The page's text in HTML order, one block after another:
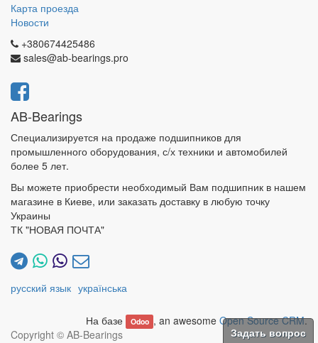
Карта проезда
Новости
+380674425486
sales@ab-bearings.pro
AB-Bearings
Специализируется на продаже подшипников для
промышленного оборудования, с/х техники и автомобилей
более 5 лет.
Вы можете приобрести необходимый Вам подшипник в нашем
магазине в Киеве, или заказать доставку в любую точку
Украины
ТК "НОВАЯ ПОЧТА"
русский язык українська
На базе Odoo , an awesome Open Source CRM.
Copyright © AB-Bearings Задать вопрос